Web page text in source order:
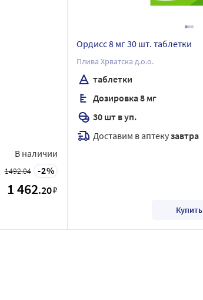
В наличии
1492.04 2
1 462.20₽
Ордисс 8 мг 30 шт. таблетки
Плива Хрватска д.о.о.
таблетки
Дозировка 8 мг
30 шт в уп.
Доставим в аптекузавтра
Купить